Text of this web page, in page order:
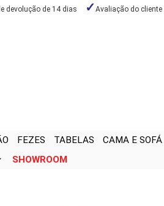
devolução de 14 dias Avaliação do cliente
FEZES TABELAS CAMA E SOFÁ
SHOWROOM